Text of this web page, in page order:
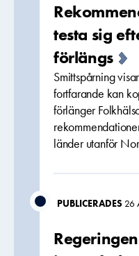
testa sig
förlängs
Smittspårning
fortfarande kan
förlänger
länder utanför
PUBLICERADES 26